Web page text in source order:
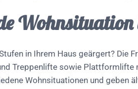
Wohnsituation
in Ihrem Haus geärgert? Die
Treppenlifte sowie Plattformlifte
Wohnsituationen und geben